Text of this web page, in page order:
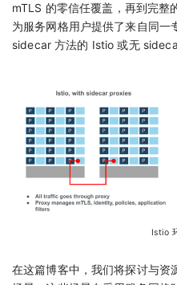
mTLS 的零信任覆盖，再到完整
为服务网格用户提供了来自同一
sidecar 方法的 Istio 或无
Istio
在这篇博客中，我们将探讨与资